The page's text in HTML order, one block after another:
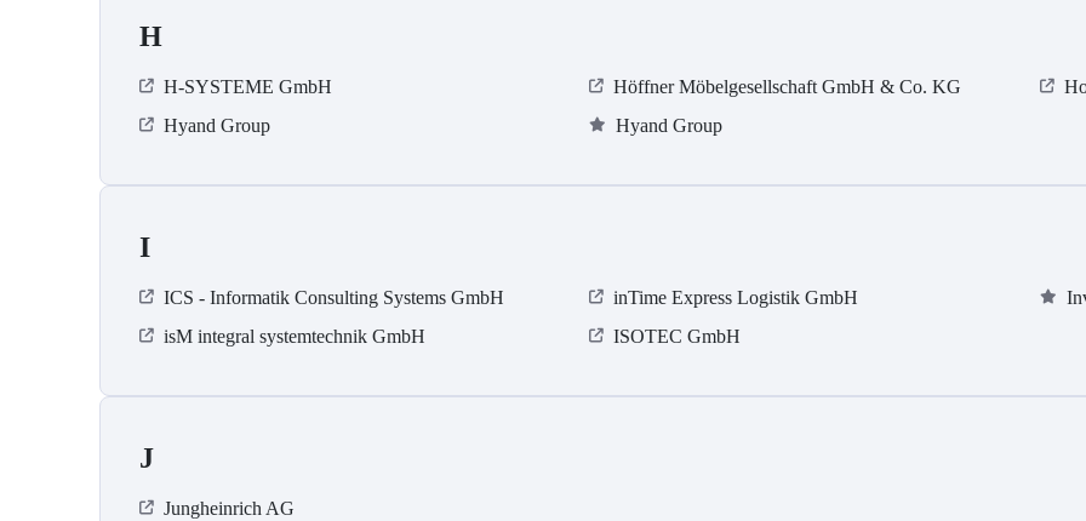
H
H-SYSTEME GmbH Höffner Möbelgesellschaft GmbH & Co. KG
Hyand Group
Hyand Group
I
ICS - Informatik Consulting Systems GmbH inTime Express Logistik GmbH
isM integral systemtechnik GmbH
ISOTEC GmbH
J
Jungheinrich AG